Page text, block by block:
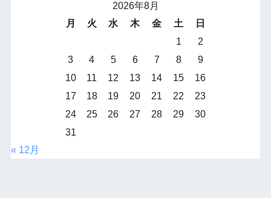
2026年8月
月
火 水 木 金 土
日
1
2
3
4 5 6 7 8
9
10
11 12 13 14 15
16
17
18 19 20 21 22
23
24
25 26 27 28 29
30
31
« 12月